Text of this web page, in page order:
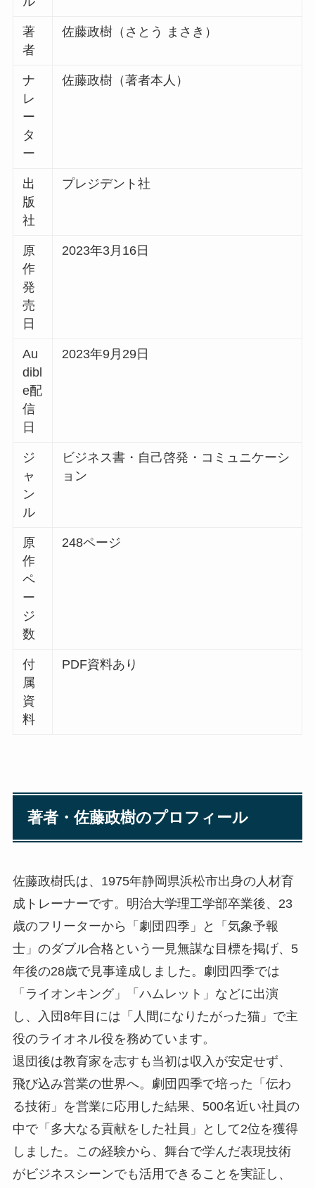
著
者
佐藤政樹（さとう まさき）
ナ
レ
ー
タ
ー
佐藤政樹（著者本人）
出
版
社
プレジデント社
原
作
発
売
日
2023年3月16日
Au
dibl
e配
信
日
2023年9月29日
ジ
ャ
ン
ル
ビジネス書・自己啓発・コミュニケーシ
ョン
原
作
ペ
ー
ジ
数
248ページ
付
属
資
料
PDF資料あり
著者・佐藤政樹のプロフィール
佐藤政樹氏は、1975年静岡県浜松市出身の人材育
成トレーナーです。明治大学理工学部卒業後、23
歳のフリーターから「劇団四季」と「気象予報
士」のダブル合格という一見無謀な目標を掲げ、5
年後の28歳で見事達成しました。劇団四季では
「ライオンキング」「ハムレット」などに出演
し、入団8年目には「人間になりたがった猫」で主
役のライオネル役を務めています。
退団後は教育家を志すも当初は収入が安定せず、
飛び込み営業の世界へ。劇団四季で培った「伝わ
る技術」を営業に応用した結果、500名近い社員の
中で「多大なる貢献をした社員」として2位を獲得
しました。この経験から、舞台で学んだ表現技術
がビジネスシーンでも活用できることを実証し、